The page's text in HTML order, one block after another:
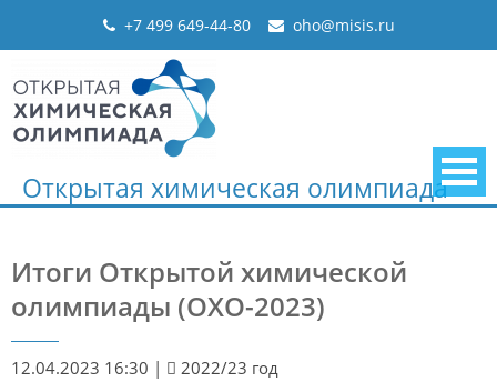
+7 499 649-44-80 oho@misis.ru
Открытая химическая олимпиада
Итоги Открытой химической
олимпиады (ОХО-2023)
12.04.2023 16:30 |
2022/23 год